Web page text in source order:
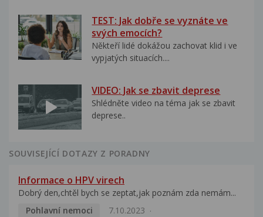
TEST: Jak dobře se vyznáte ve
svých emocích?
Někteří lidé dokážou zachovat klid i ve
vypjatých situacích....
VIDEO: Jak se zbavit deprese
Shlédněte video na téma jak se zbavit
deprese..
SOUVISEJÍCÍ DOTAZY Z PORADNY
Informace o HPV virech
Dobrý den,chtěl bych se zeptat,jak poznám zda nemám...
Pohlavní nemoci
7.10.2023